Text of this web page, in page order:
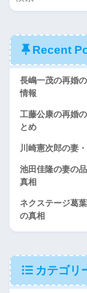
Recent
長嶋一茂の再婚
情報
工藤公康の再婚
とめ
川崎憲次郎の妻
池田佳隆の妻の
真相
ネクステージ葛
の真相
カテゴリ